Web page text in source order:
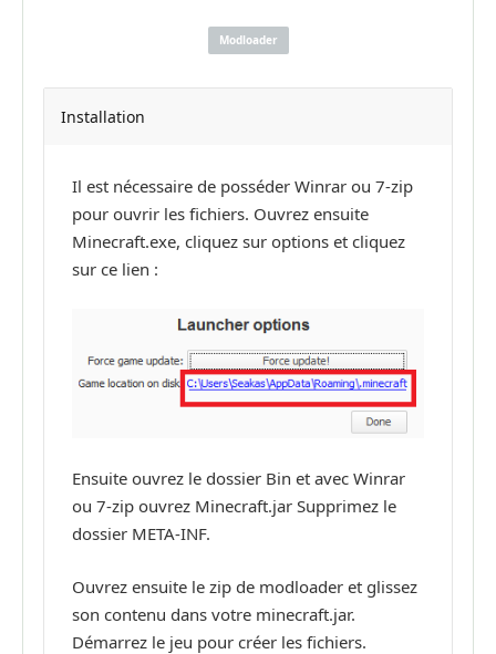
Modloader
Installation
Il est nécessaire de posséder Winrar ou 7-zip
pour ouvrir les fichiers. Ouvrez ensuite
Minecraft.exe, cliquez sur options et cliquez
sur ce lien :
Ensuite ouvrez le dossier Bin et avec Winrar
ou 7-zip ouvrez Minecraft.jar Supprimez le
dossier META-INF.
Ouvrez ensuite le zip de modloader et glissez
son contenu dans votre minecraft.jar.
Démarrez le jeu pour créer les fichiers.